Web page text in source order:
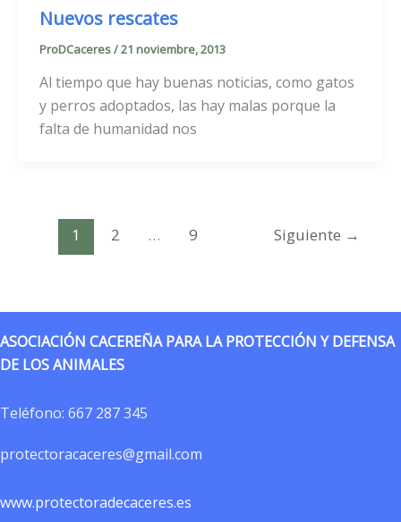
Nuevos rescates
ProDCaceres/21 noviembre, 2013
Al tiempo que hay buenas noticias, como gatos
y perros adoptados, las hay malas porque la
falta de humanidad nos
1 2 … 9 Siguiente →
ASOCIACIÓN CACEREÑA PARA LA PROTECCIÓN Y DEFENSA
DE LOS ANIMALES
Teléfono: 667 287 345
protectoracaceres@gmail.com
www.protectoradecaceres.es